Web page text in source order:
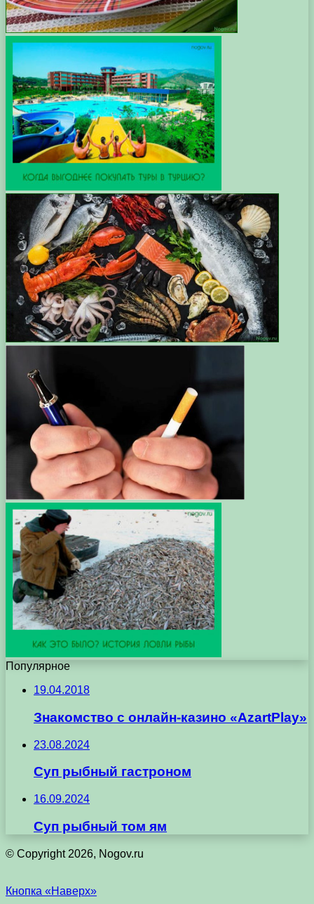
Популярное
19.04.2018
Знакомство с онлайн-казино «AzartPlay»
23.08.2024
Суп рыбный гастроном
16.09.2024
Суп рыбный том ям
© Copyright 2026, Nogov.ru
Кнопка «Наверх»